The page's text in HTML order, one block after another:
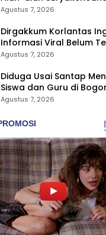
Gede, Api Berhasil
Agustus 7, 2026
Dirgakkum Korlantas
Informasi Viral Belum
Masyarakat Diminta
Agustus 7, 2026
Diduga Usai Santap
Siswa dan Guru di
Keracunan
Agustus 7, 2026